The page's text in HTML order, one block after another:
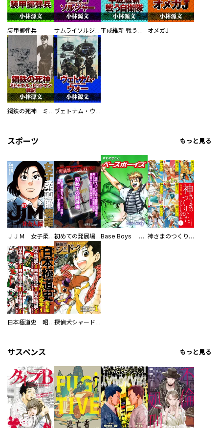
装甲擲弾兵 サムライソルジャー SAMURAI SOLDIER 平成維新 戦う自衛隊 オメガJ
鋼鉄の死神 ミヒャエル・ビットマン戦記 ヴェトナム・ウォー VIETNAM WAR
スポーツ もっと見る
ＪＪＭ 女子柔道部物語 社会人編 初めての発展場 【白抜き修正版】 Base Boys 新装版 神さまのつくりかた。スーパー大合本
日本極道史 昭和編 スーパー大合本 探偵犬シャードック（新装版）
サスペンス もっと見る